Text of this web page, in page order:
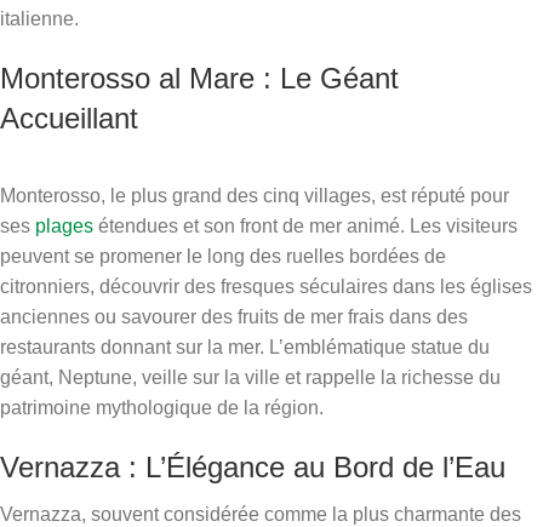
italienne.
Monterosso al Mare : Le Géant
Accueillant
Monterosso, le plus grand des cinq villages, est réputé pour
ses plages étendues et son front de mer animé. Les visiteurs
peuvent se promener le long des ruelles bordées de
citronniers, découvrir des fresques séculaires dans les églises
anciennes ou savourer des fruits de mer frais dans des
restaurants donnant sur la mer. L’emblématique statue du
géant, Neptune, veille sur la ville et rappelle la richesse du
patrimoine mythologique de la région.
Vernazza : L’Élégance au Bord de l’Eau
Vernazza, souvent considérée comme la plus charmante des